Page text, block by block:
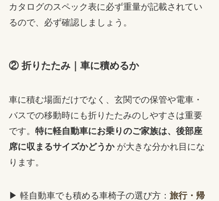
カタログのスペック表に必ず重量が記載されてい
るので、必ず確認しましょう。
② 折りたたみ｜車に積めるか
車に積む場面だけでなく、玄関での保管や電車・
バスでの移動時にも折りたたみのしやすさは重要
です。 特に軽自動車にお乗りのご家族は、後部座
席に収まるサイズかどうかが大きな分かれ目にな
ります。
▶ 軽自動車でも積める車椅子の選び方： 旅行・帰